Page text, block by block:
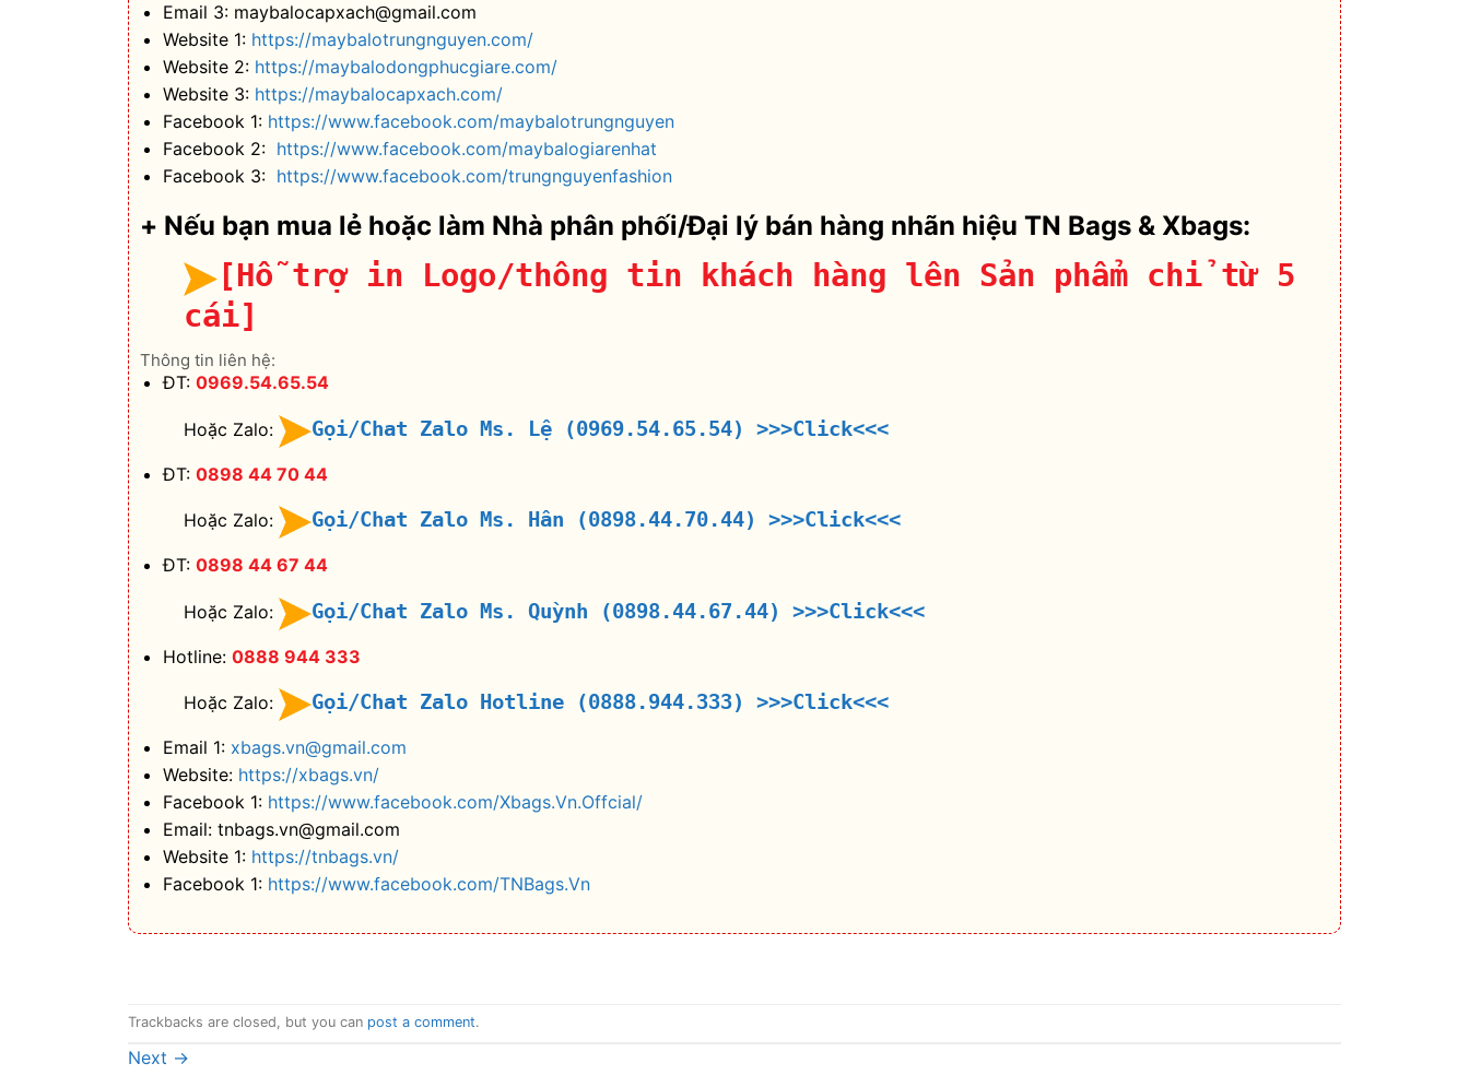
Email 3: maybalocapxach@gmail.com
Website 1: https://maybalotrungnguyen.com/
Website 2: https://maybalodongphucgiare.com/
Website 3: https://maybalocapxach.com/
Facebook 1: https://www.facebook.com/maybalotrungnguyen
Facebook 2: https://www.facebook.com/maybalogiarenhat
Facebook 3: https://www.facebook.com/trungnguyenfashion
+ Nếu bạn mua lẻ hoặc làm Nhà phân phối/Đại lý bán hàng nhãn hiệu TN Bags & Xbags:
[Hỗ trợ in Logo/thông tin khách hàng lên Sản phẩm chỉ từ 5
cái]
Thông tin liên hệ:
ĐT: 0969.54.65.54
Hoặc Zalo: Gọi/Chat Zalo Ms. Lệ (0969.54.65.54) >>>Click<<<
ĐT: 0898 44 70 44
Hoặc Zalo: Gọi/Chat Zalo Ms. Hân (0898.44.70.44) >>>Click<<<
ĐT: 0898 44 67 44
Hoặc Zalo: Gọi/Chat Zalo Ms. Quỳnh (0898.44.67.44) >>>Click<<<
Hotline: 0888 944 333
Hoặc Zalo: Gọi/Chat Zalo Hotline (0888.944.333) >>>Click<<<
Email 1: xbags.vn@gmail.com
Website: https://xbags.vn/
Facebook 1: https://www.facebook.com/Xbags.Vn.Offcial/
Email: tnbags.vn@gmail.com
Website 1: https://tnbags.vn/
Facebook 1: https://www.facebook.com/TNBags.Vn
Trackbacks are closed, but you can post a comment.
Next →